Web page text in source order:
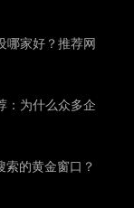
哪家好？推荐网
：为什么众多企
索的黄金窗口？